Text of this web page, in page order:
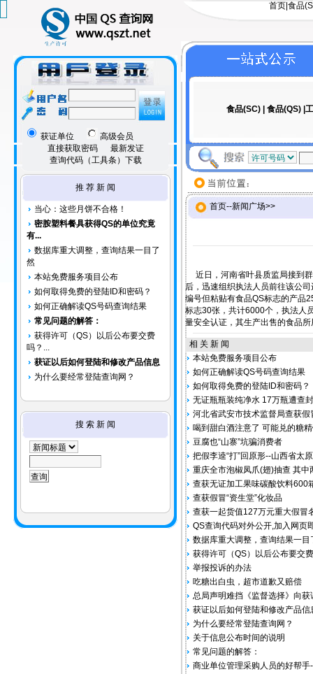
获证单位
高级会员
直接获取密码
最新发证
查询代码（工具条）下载
首页 食品
食品(SC)| 食品(QS)|
推 荐 新 闻
当心：这些月饼不合格！
密胺塑料餐具获得QS的单位究竟
有...
数据库重大调整，查询结果一目了
然
本站免费服务项目公布
如何取得免费的登陆ID和密码？
如何正确解读QS号码查询结果
常见问题的解答：
获得许可（QS）以后公布要交费
吗？...
获证以后如何登陆和修改产品信息
为什么要经常登陆查询网？
搜 索 新 闻
首页--新闻广场>>
近日，河南省叶县质监局接到群
后，迅速组织执法人员前往该公
编号但粘贴有食品QS标志的产品
标志30张，共计6000个，执法人
量安全认证，其生产出售的食品
相 关 新 闻
本站免费服务项目公布
如何正确解读QS号码查询结果
如何取得免费的登陆ID和密码？
无证瓶瓶装纯净水 17万瓶遭查封
河北省武安市技术监督局查获假
喝到甜白酒注意了 可能兑的糖
豆腐也“山寨”坑骗消费者
把假李逵“打”回原形--山西省太
重庆全市泡椒凤爪(翅)抽查 其中
查获无证加工果味碳酸饮料600
查获假冒“资生堂”化妆品
查获一起货值127万元重大假冒
QS查询代码对外公开,加入网页
数据库重大调整，查询结果一目
获得许可（QS）以后公布要交
举报投诉的办法
吃糖出白虫，超市道歉又赔偿
总局声明难挡《监督选择》向获
获证以后如何登陆和修改产品信
为什么要经常登陆查询网？
关于信息公布时间的说明
常见问题的解答：
商业单位管理采购人员的好帮